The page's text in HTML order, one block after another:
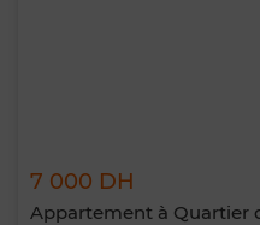
7 000 DH
Appartement à Quartier